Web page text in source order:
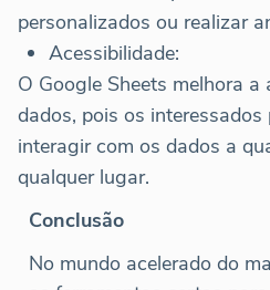
personalizados ou realizar
Acessibilidade:
O Google Sheets melhora a
dados, pois os
interagir com os dados a
qualquer lugar.
Conclusão
No mundo acelerado do